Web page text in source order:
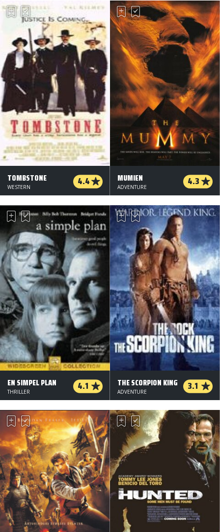
TOMBSTONE 4.4
WESTERN
MUMIEN 4.3
ADVENTURE
EN SIMPEL PLAN 4.1
THRILLER
THE SCORPION KING 3.1
ADVENTURE